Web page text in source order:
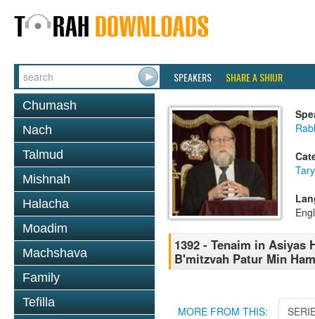
SPEAKERS SHARE A SHIUR
Chumash
Nach
Talmud
Mishnah
Halacha
Moadim
Machshava
Family
Tefilla
1392 - Tenaim in Asiyas
B'mitzvah Patur Min
MORE FROM THIS: